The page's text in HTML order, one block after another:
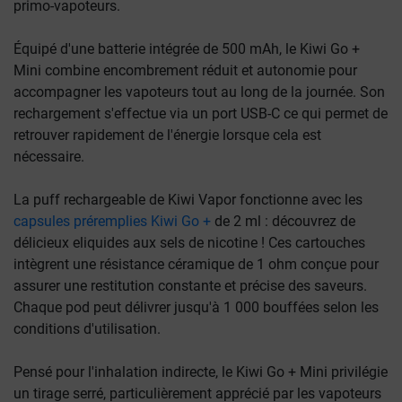
primo-vapoteurs.
Équipé d'une batterie intégrée de 500 mAh, le Kiwi Go +
Mini combine encombrement réduit et autonomie pour
accompagner les vapoteurs tout au long de la journée. Son
rechargement s'effectue via un port USB-C ce qui permet de
retrouver rapidement de l'énergie lorsque cela est
nécessaire.
La puff rechargeable de Kiwi Vapor fonctionne avec les
capsules préremplies Kiwi Go + de 2 ml : découvrez de
délicieux eliquides aux sels de nicotine ! Ces cartouches
intègrent une résistance céramique de 1 ohm conçue pour
assurer une restitution constante et précise des saveurs.
Chaque pod peut délivrer jusqu'à 1 000 bouffées selon les
conditions d'utilisation.
Pensé pour l'inhalation indirecte, le Kiwi Go + Mini privilégie
un tirage serré, particulièrement apprécié par les vapoteurs